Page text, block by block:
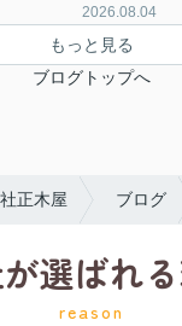
2026.08.04
もっと見る
ブログトップへ
正木屋 ブログ
選ばれ
reason